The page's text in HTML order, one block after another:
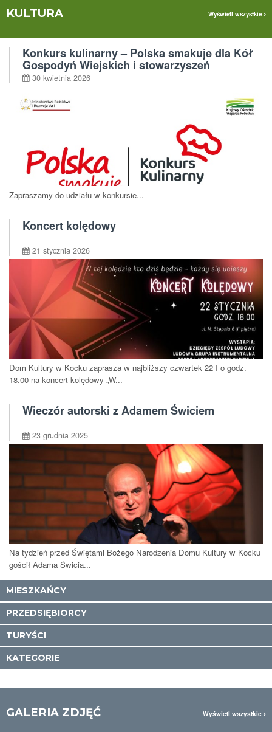
KULTURA Wyświetl wszystkie
Konkurs kulinarny – Polska smakuje dla Kół
Gospodyń Wiejskich i stowarzyszeń
30 kwietnia 2026
Zapraszamy do udziału w konkursie...
Koncert kolędowy
21 stycznia 2026
Dom Kultury w Kocku zaprasza w najbliższy czwartek 22 I o godz.
18.00 na koncert kolędowy „W...
Wieczór autorski z Adamem Świciem
23 grudnia 2025
Na tydzień przed Świętami Bożego Narodzenia Domu Kultury w Kocku
gościł Adama Świcia...
MIESZKAŃCY
PRZEDSIĘBIORCY
TURYŚCI
KATEGORIE
GALERIA ZDJĘĆ Wyświetl wszystkie